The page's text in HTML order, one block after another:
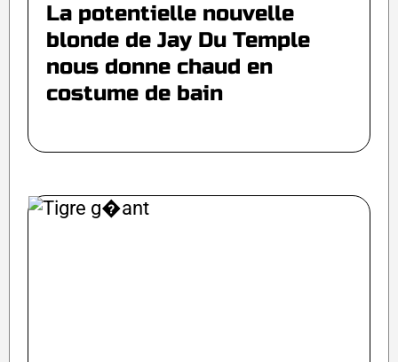
La potentielle nouvelle
blonde de Jay Du Temple
nous donne chaud en
costume de bain